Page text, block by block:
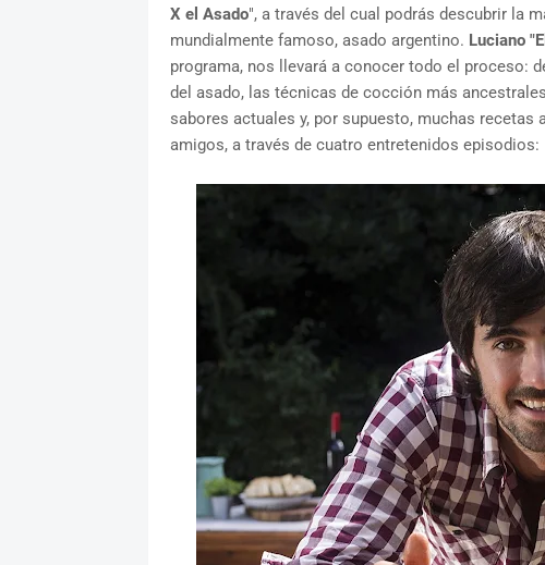
X el Asado", a través del cual podrás descubrir la
mundialmente famoso, asado argentino. Luciano
programa, nos llevará a conocer todo el proceso:
del asado, las técnicas de cocción más
sabores actuales y, por supuesto, muchas recetas
amigos, a través de cuatro entretenidos episodios: